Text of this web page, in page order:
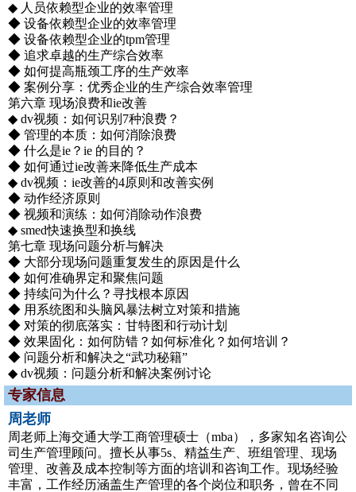
◆ 人员依赖型企业的效率管理
◆ 设备依赖型企业的效率管理
◆ 设备依赖型企业的tpm管理
◆ 追求卓越的生产综合效率
◆ 如何提高瓶颈工序的生产效率
◆ 案例分享：优秀企业的生产综合效率管理
第六章 现场浪费和ie改善
◆ dv视频：如何识别7种浪费？
◆ 管理的本质：如何消除浪费
◆ 什么是ie？ie 的目的？
◆ 如何通过ie改善来降低生产成本
◆ dv视频：ie改善的4原则和改善实例
◆ 动作经济原则
◆ 视频和演练：如何消除动作浪费
◆ smed快速换型和换线
第七章 现场问题分析与解决
◆ 大部分现场问题重复发生的原因是什么
◆ 如何准确界定和聚焦问题
◆ 持续问为什么？寻找根本原因
◆ 用系统图和头脑风暴法树立对策和措施
◆ 对策的彻底落实：甘特图和行动计划
◆ 效果固化：如何防错？如何标准化？如何培训？
◆ 问题分析和解决之“武功秘籍”
◆ dv视频：问题分析和解决案例讨论
专家信息
周老师
周老师上海交通大学工商管理硕士（mba），多家知名咨询公
司生产管理顾问。擅长从事5s、精益生产、班组管理、现场
管理、改善及成本控制等方面的培训和咨询工作。现场经验
丰富，工作经历涵盖生产管理的各个岗位和职务，曾在不同